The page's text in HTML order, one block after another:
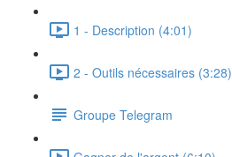
1 - Description (4:01)
2 - Outils nécessaires (3:28)
Groupe Telegram